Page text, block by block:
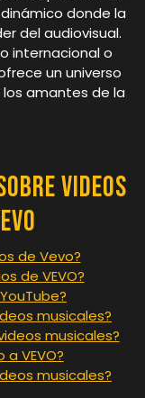
donde la
del audiovisual.
internacional o
un universo
amantes de la
Videos
de Vevo?
de VEVO?
musicales?
musicales?
VEVO?
musicales?